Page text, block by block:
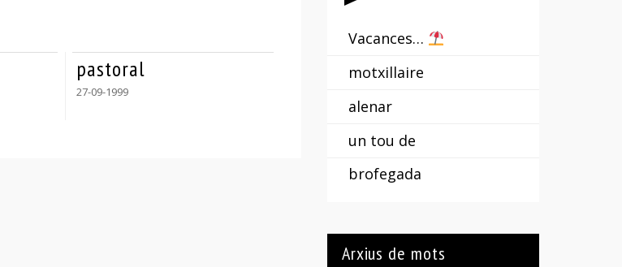
pastoral
27-09-1999
Vacances…
motxillaire
alenar
un tou de
brofegada
Arxius de mots